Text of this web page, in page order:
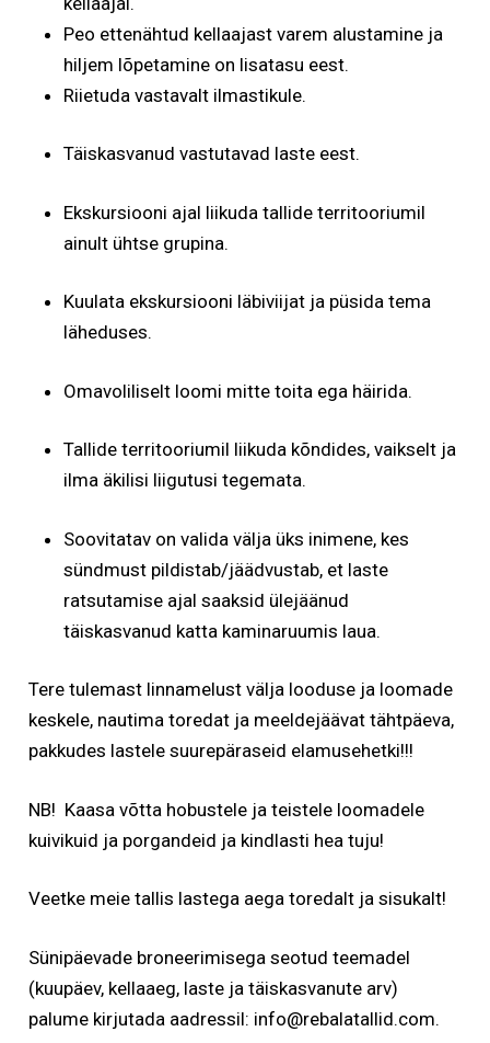
Peo ettenähtud kellaajast varem alustamine ja
hiljem lõpetamine on lisatasu eest.
Riietuda vastavalt ilmastikule.
Täiskasvanud vastutavad laste eest.
Ekskursiooni ajal liikuda tallide territooriumil
ainult ühtse grupina.
Kuulata ekskursiooni läbiviijat ja püsida tema
läheduses.
Omavoliliselt loomi mitte toita ega häirida.
Tallide territooriumil liikuda kõndides, vaikselt ja
ilma äkilisi liigutusi tegemata.
Soovitatav on valida välja üks inimene, kes
sündmust pildistab/jäädvustab, et laste
ratsutamise ajal saaksid ülejäänud
täiskasvanud katta kaminaruumis laua.
Tere tulemast linnamelust välja looduse ja loomade
keskele, nautima toredat ja meeldejäävat tähtpäeva,
pakkudes lastele suurepäraseid elamusehetki!!!
NB! Kaasa võtta hobustele ja teistele loomadele
kuivikuid ja porgandeid ja kindlasti hea tuju!
Veetke meie tallis lastega aega toredalt ja sisukalt!
Sünipäevade broneerimisega seotud teemadel
(kuupäev, kellaaeg, laste ja täiskasvanute arv)
palume kirjutada aadressil: info@rebalatallid.com.